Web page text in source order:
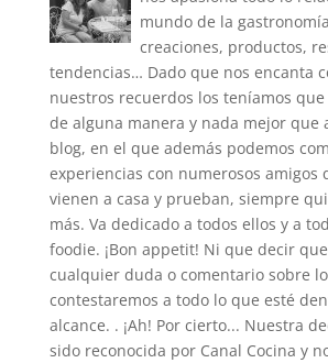
mundo de la
creaciones, productos,
tendencias… Dado que nos encanta
nuestros recuerdos los teníamos
de alguna manera y nada mejor que
blog, en el que además podemos
experiencias con numerosos amigos
vienen a casa y prueban, siempre
más. Va dedicado a todos ellos y a
foodie. ¡Bon appetit! Ni que decir
cualquier duda o comentario sobre
contestaremos a todo lo que esté
alcance. . ¡Ah! Por cierto... Nuestra
sido reconocida por Canal Cocina y